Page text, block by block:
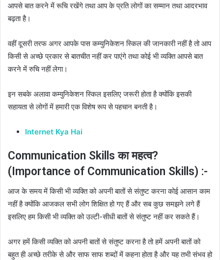
आपसे बात करने में रूचि रखेंगे तथा आप के प्रति लोगों का सम्मान तथा आदरभाव
बढ़ता है।
वहीं दूसरी तरफ अगर आपके पास कम्युनिकेशन स्किल की जानकारी नहीं है तो आप
किसी से अच्छे प्रकार से बातचीत नहीं कर पाएंगे तथा कोई भी व्यक्ति आपसे बात
करने में रुचि नहीं लेगा।
इन सबके अलावा कम्युनिकेशन स्किल इसलिए जरूरी होता है क्योंकि इसकी
सहायता से लोगों में हमारी एक विशेष रूप से पहचान बनती है।
Internet Kya Hai
Communication Skills का महत्व?
(Importance of Communication Skills) :-
आज के समय में किसी भी व्यक्ति को अपनी बातों से संतुष्ट करना कोई आसान काम
नहीं है क्योंकि आजकल सभी लोग शिक्षित हो गए हैं और सब कुछ समझने लगे हैं
इसलिए हम किसी भी व्यक्ति को उल्टी-सीधी बातों से संतुष्ट नहीं कर सकते हैं।
अगर हमें किसी व्यक्ति को अपनी बातों से संतुष्ट करना है तो हमें अपनी बातों को
बहुत ही अच्छे तरीके से और साफ साफ शब्दों में कहना होता है और यह तभी संभव हो